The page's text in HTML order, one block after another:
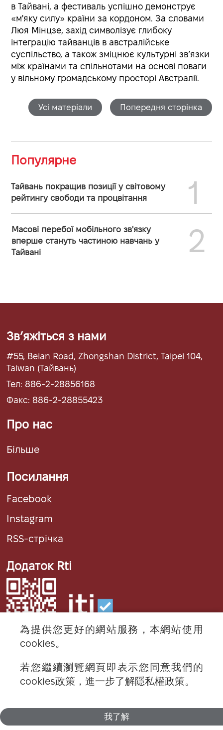
в Тайвані, а фестиваль успішно демонструє
«м'яку силу» країни за кордоном. За словами
Люя Мінцзе, захід символізує глибоку
інтеграцію тайванців в австралійське
суспільство, а також зміцнює культурні зв’язки
між країнами та спільнотами на основі поваги
у вільному громадському просторі Австралії.
Усі матеріали Попередня сторінка
Популярне
Тайвань покращив позиції у світовому
рейтингу свободи та процвітання
1
Масові перебої мобільного зв'язку
вперше стануть частиною навчань у
Тайвані
2
Звʼяжіться з нами
#55, Beian Road, Zhongshan District, Taipei 104,
Taiwan (Тайвань)
Тел: 886-2-28856168
Факс: 886-2-28855423
Про нас
Більше
Посилання
Facebook
Instagram
RSS-стрічка
Додаток Rti
© 2024 RTI (Radio Taiwan International).
All rights reserved.
為提供您更好的網站服務，本網站使用
cookies。
若您繼續瀏覽網頁即表示您同意我們的
cookies政策，進一步了解隱私權政策。
我了解